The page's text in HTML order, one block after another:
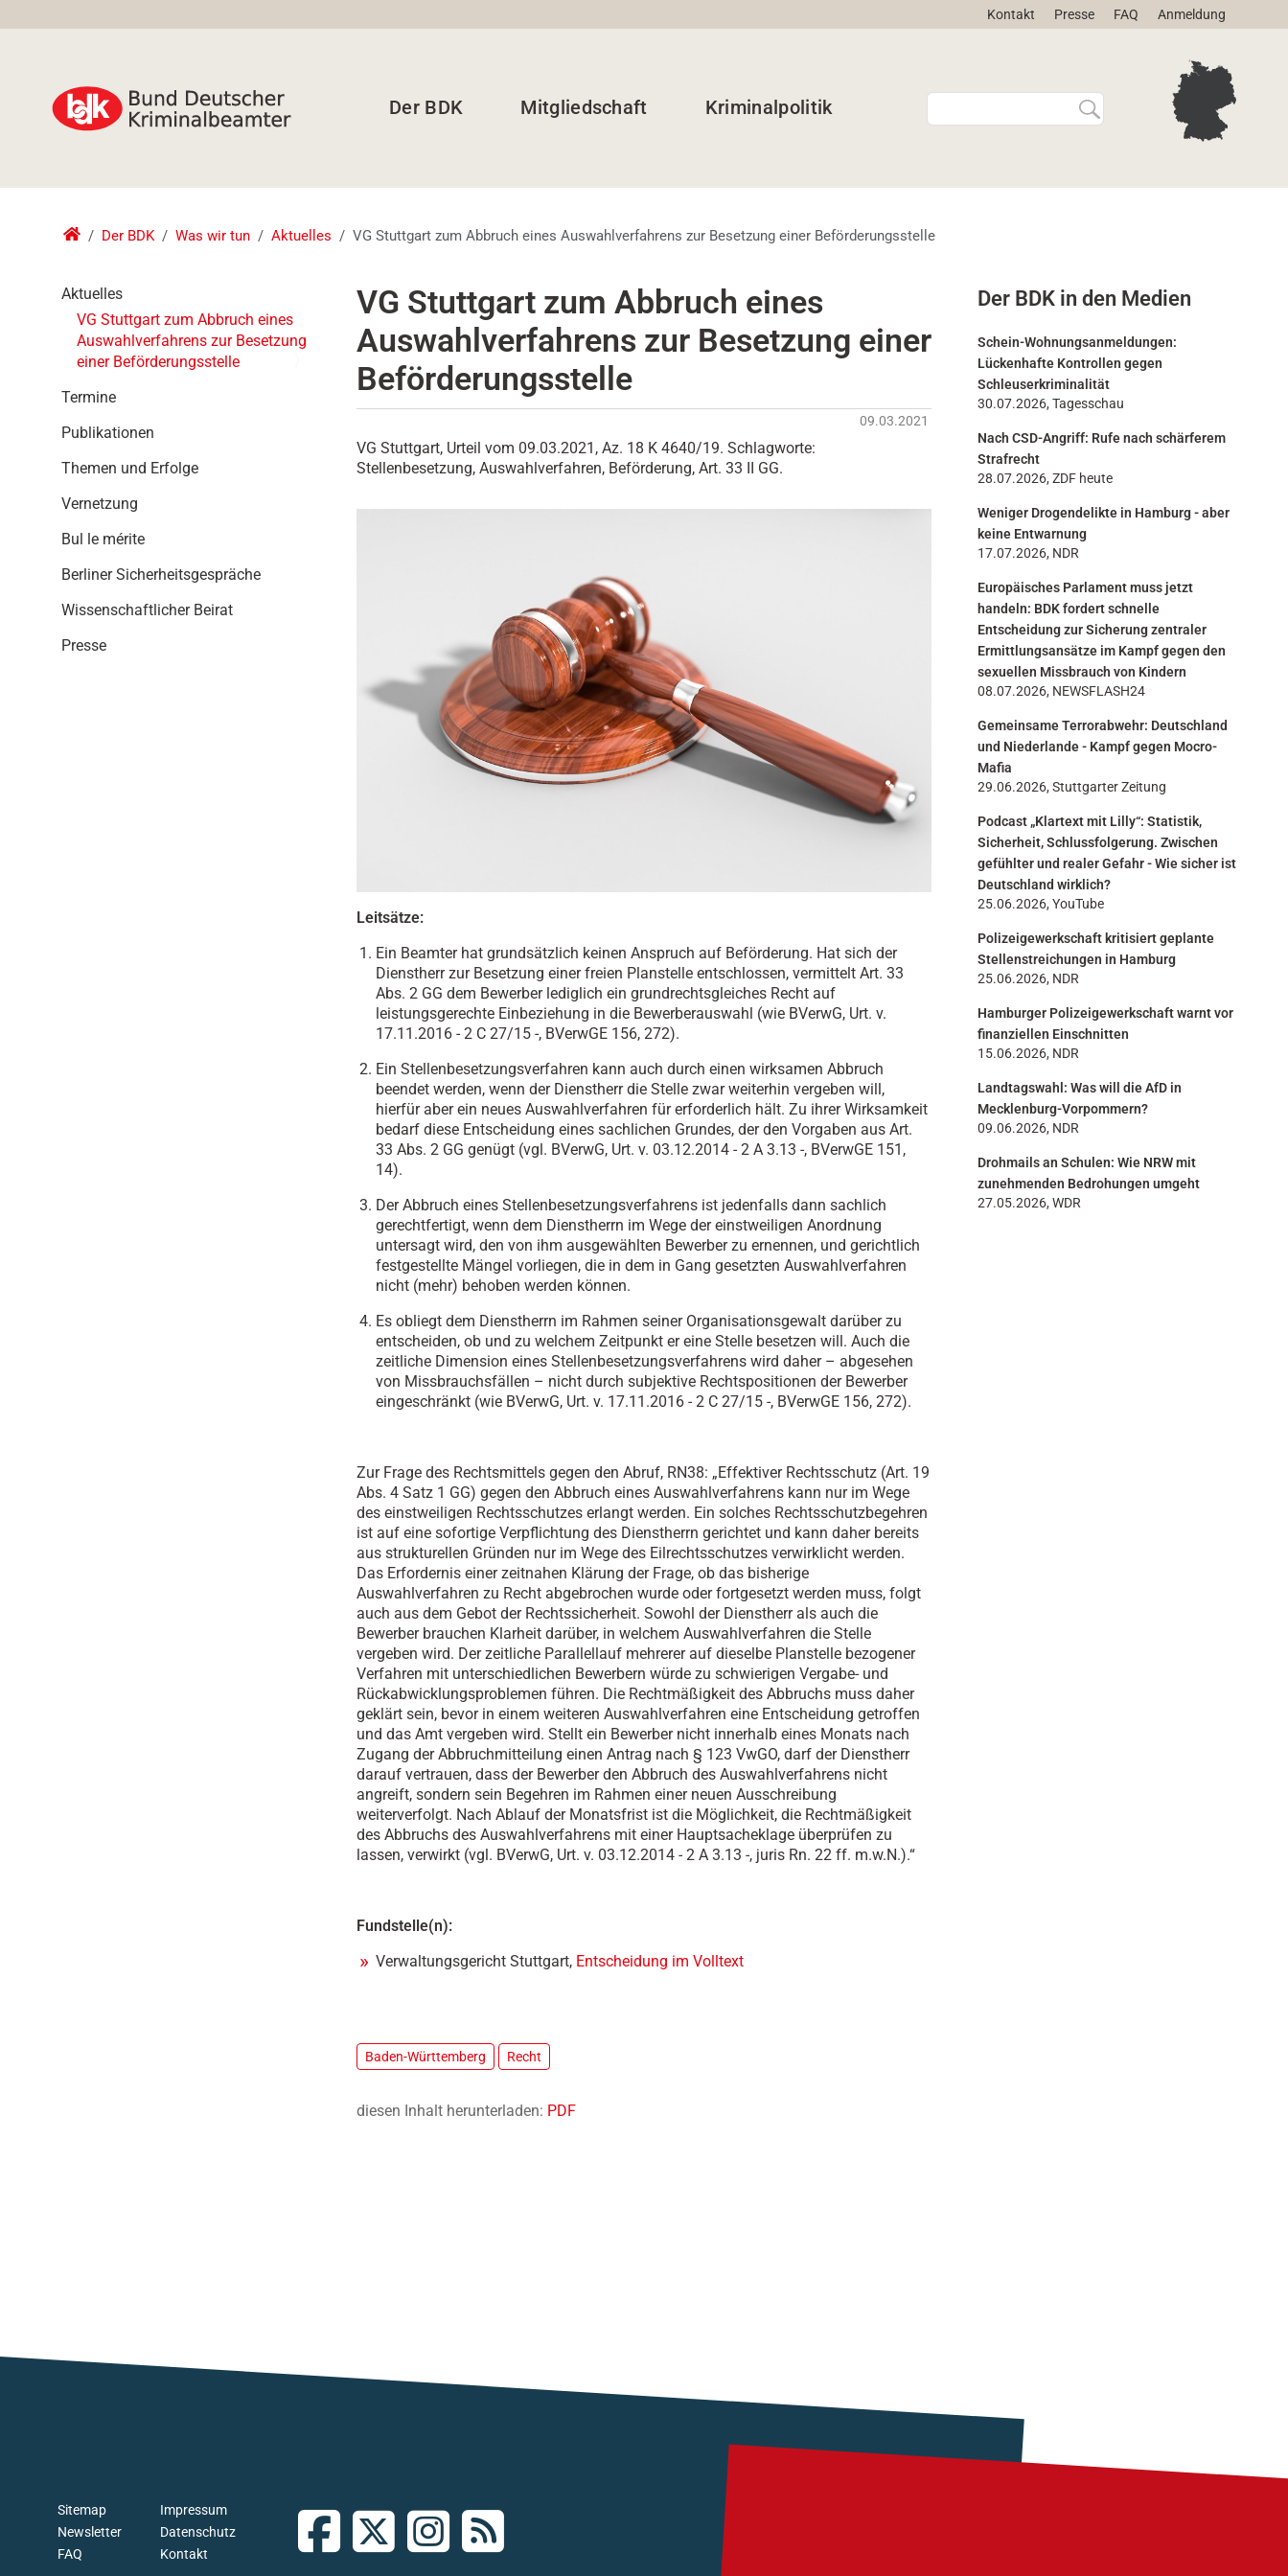
Kontakt Presse FAQ Anmeldung
Der BDK Mitgliedschaft Kriminalpolitik
W
e
d
s
E
r
r
c
Der BDK Was wir tun Aktuelles VG Stuttgart zum Abbruch eines Auswahlverfahrens zur Besetzung einer Beförderungsstelle
VG Stuttgart zum Abbruch eines
Auswahlverfahrens zur Besetzung einer
Beförderungsstelle
09.03.2021
VG Stuttgart, Urteil vom 09.03.2021, Az. 18 K 4640/19. Schlagworte:
Stellenbesetzung, Auswahlverfahren, Beförderung, Art. 33 II GG.
Leitsätze:
Ein Beamter hat grundsätzlich keinen Anspruch auf Beförderung. Hat sich der
Dienstherr zur Besetzung einer freien Planstelle entschlossen, vermittelt Art. 33
Abs. 2 GG dem Bewerber lediglich ein grundrechtsgleiches Recht auf
leistungsgerechte Einbeziehung in die Bewerberauswahl (wie BVerwG, Urt. v.
17.11.2016 - 2 C 27/15 -, BVerwGE 156, 272).
Ein Stellenbesetzungsverfahren kann auch durch einen wirksamen Abbruch
beendet werden, wenn der Dienstherr die Stelle zwar weiterhin vergeben will,
hierfür aber ein neues Auswahlverfahren für erforderlich hält. Zu ihrer Wirksamkeit
bedarf diese Entscheidung eines sachlichen Grundes, der den Vorgaben aus Art.
33 Abs. 2 GG genügt (vgl. BVerwG, Urt. v. 03.12.2014 - 2 A 3.13 -, BVerwGE 151,
14).
Der Abbruch eines Stellenbesetzungsverfahrens ist jedenfalls dann sachlich
gerechtfertigt, wenn dem Dienstherrn im Wege der einstweiligen Anordnung
untersagt wird, den von ihm ausgewählten Bewerber zu ernennen, und gerichtlich
festgestellte Mängel vorliegen, die in dem in Gang gesetzten Auswahlverfahren
nicht (mehr) behoben werden können.
Es obliegt dem Dienstherrn im Rahmen seiner Organisationsgewalt darüber zu
entscheiden, ob und zu welchem Zeitpunkt er eine Stelle besetzen will. Auch die
zeitliche Dimension eines Stellenbesetzungsverfahrens wird daher – abgesehen
von Missbrauchsfällen – nicht durch subjektive Rechtspositionen der Bewerber
eingeschränkt (wie BVerwG, Urt. v. 17.11.2016 - 2 C 27/15 -, BVerwGE 156, 272).
Zur Frage des Rechtsmittels gegen den Abruf, RN38: „Effektiver Rechtsschutz (Art. 19
Abs. 4 Satz 1 GG) gegen den Abbruch eines Auswahlverfahrens kann nur im Wege
des einstweiligen Rechtsschutzes erlangt werden. Ein solches Rechtsschutzbegehren
ist auf eine sofortige Verpflichtung des Dienstherrn gerichtet und kann daher bereits
aus strukturellen Gründen nur im Wege des Eilrechtsschutzes verwirklicht werden.
Das Erfordernis einer zeitnahen Klärung der Frage, ob das bisherige
Auswahlverfahren zu Recht abgebrochen wurde oder fortgesetzt werden muss, folgt
auch aus dem Gebot der Rechtssicherheit. Sowohl der Dienstherr als auch die
Bewerber brauchen Klarheit darüber, in welchem Auswahlverfahren die Stelle
vergeben wird. Der zeitliche Parallellauf mehrerer auf dieselbe Planstelle bezogener
Verfahren mit unterschiedlichen Bewerbern würde zu schwierigen Vergabe- und
Rückabwicklungsproblemen führen. Die Rechtmäßigkeit des Abbruchs muss daher
geklärt sein, bevor in einem weiteren Auswahlverfahren eine Entscheidung getroffen
und das Amt vergeben wird. Stellt ein Bewerber nicht innerhalb eines Monats nach
Zugang der Abbruchmitteilung einen Antrag nach § 123 VwGO, darf der Dienstherr
darauf vertrauen, dass der Bewerber den Abbruch des Auswahlverfahrens nicht
angreift, sondern sein Begehren im Rahmen einer neuen Ausschreibung
weiterverfolgt. Nach Ablauf der Monatsfrist ist die Möglichkeit, die Rechtmäßigkeit
des Abbruchs des Auswahlverfahrens mit einer Hauptsacheklage überprüfen zu
lassen, verwirkt (vgl. BVerwG, Urt. v. 03.12.2014 - 2 A 3.13 -, juris Rn. 22 ff. m.w.N.).“
Fundstelle(n):
Verwaltungsgericht Stuttgart, Entscheidung im Volltext
Baden-Württemberg Recht
diesen Inhalt herunterladen: PDF
Aktuelles
VG Stuttgart zum Abbruch eines
Auswahlverfahrens zur Besetzung
einer Beförderungsstelle
Termine
Publikationen
Themen und Erfolge
Vernetzung
Bul le mérite
Berliner Sicherheitsgespräche
Wissenschaftlicher Beirat
Presse
Der BDK in den Medien
Schein-Wohnungsanmeldungen:
Lückenhafte Kontrollen gegen
Schleuserkriminalität
30.07.2026, Tagesschau
Nach CSD-Angriff: Rufe nach schärferem
Strafrecht
28.07.2026, ZDF heute
Weniger Drogendelikte in Hamburg - aber
keine Entwarnung
17.07.2026, NDR
Europäisches Parlament muss jetzt
handeln: BDK fordert schnelle
Entscheidung zur Sicherung zentraler
Ermittlungsansätze im Kampf gegen den
sexuellen Missbrauch von Kindern
08.07.2026, NEWSFLASH24
Gemeinsame Terrorabwehr: Deutschland
und Niederlande - Kampf gegen Mocro-
Mafia
29.06.2026, Stuttgarter Zeitung
Podcast „Klartext mit Lilly“: Statistik,
Sicherheit, Schlussfolgerung. Zwischen
gefühlter und realer Gefahr - Wie sicher ist
Deutschland wirklich?
25.06.2026, YouTube
Polizeigewerkschaft kritisiert geplante
Stellenstreichungen in Hamburg
25.06.2026, NDR
Hamburger Polizeigewerkschaft warnt vor
finanziellen Einschnitten
15.06.2026, NDR
Landtagswahl: Was will die AfD in
Mecklenburg-Vorpommern?
09.06.2026, NDR
Drohmails an Schulen: Wie NRW mit
zunehmenden Bedrohungen umgeht
27.05.2026, WDR
FAQ
Newsletter
Sitemap
Kontakt
Datenschutz
Impressum